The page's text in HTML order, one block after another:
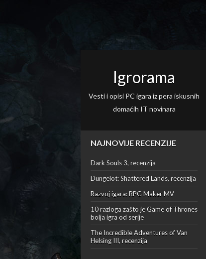
Igrorama
Vesti i opisi PC igara iz pera iskusnih
domaćih IT novinara
NAJNOVIJE RECENZIJE
Dark Souls 3, recenzija
Dungelot: Shattered Lands, recenzija
Razvoj igara: RPG Maker MV
10 razloga zašto je Game of Thrones
bolja igra od serije
The Incredible Adventures of Van
Helsing III, recenzija